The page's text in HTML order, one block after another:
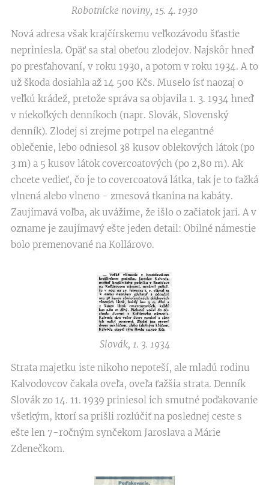
Robotnícke noviny, 15. 4. 1930
Nová adresa však krajčírskemu veľkozávodu šťastie
nepriniesla. Opäť sa stal obeťou zlodejov. Najskôr hneď
po presťahovaní, v roku 1930, a potom v roku 1934. A to
už škoda dosiahla až 14 500 Kčs. Muselo ísť naozaj o
veľkú krádež, pretože správa sa objavila 1. 3. 1934 hneď
v niekoľkých denníkoch (napr. Slovák, Slovenský
denník). Zlodej si zrejme potrpel na elegantné
oblečenie, lebo odniesol 38 kusov oblekových látok (po
3 m) a 5 kusov látok covercoatových (po 2,80 m). Ak
chcete vedieť, čo je to covercoatová látka, tak je to ťažká
vlnená alebo vlneno - zmesová tkanina na kabáty.
Zaujímavá voľba, ak uvážime, že išlo o začiatok jari. A v
ozname je zaujímavý ešte jeden detail: Obilné námestie
bolo premenované na Kollárovo.
Slovák, 1. 3. 1934
Strata majetku iste nikoho nepoteší, ale mladú rodinu
Kalvodovcov čakala oveľa, oveľa ťažšia strata. Denník
Slovák zo 14. 11. 1939 priniesol ich smutné poďakovanie
všetkým, ktorí sa prišli rozlúčiť na poslednej ceste s
ešte len 7-ročným synčekom Jaroslava a Márie
Zdenečkom.